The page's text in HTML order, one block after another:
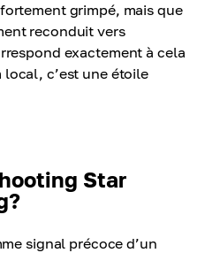
grimpé, mais que
reconduit vers
exactement à cela
local, c’est une étoile
Star
signal précoce d’un